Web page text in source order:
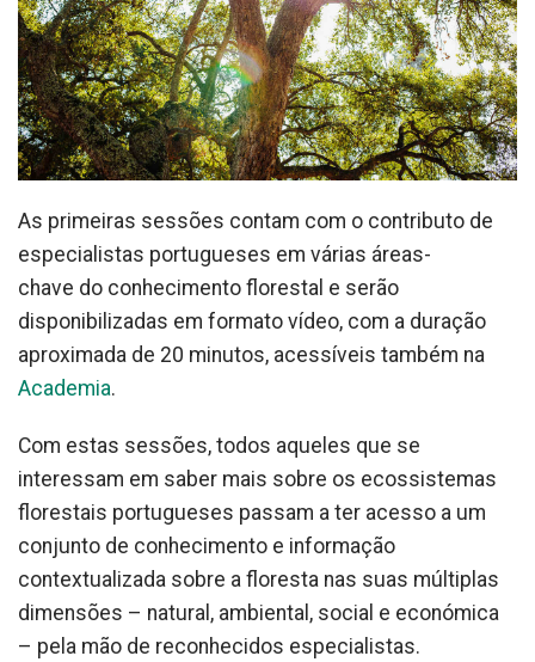
As primeiras sessões contam com o contributo de
especialistas portugueses em várias áreas-
chave do conhecimento florestal e serão
disponibilizadas em formato vídeo, com a duração
aproximada de 20 minutos, acessíveis também na
Academia.
Com estas sessões, todos aqueles que se
interessam em saber mais sobre os ecossistemas
florestais portugueses passam a ter acesso a um
conjunto de conhecimento e informação
contextualizada sobre a floresta nas suas múltiplas
dimensões – natural, ambiental, social e económica
– pela mão de reconhecidos especialistas.